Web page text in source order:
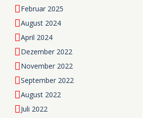
Februar 2025
August 2024
April 2024
Dezember 2022
November 2022
September 2022
August 2022
Juli 2022